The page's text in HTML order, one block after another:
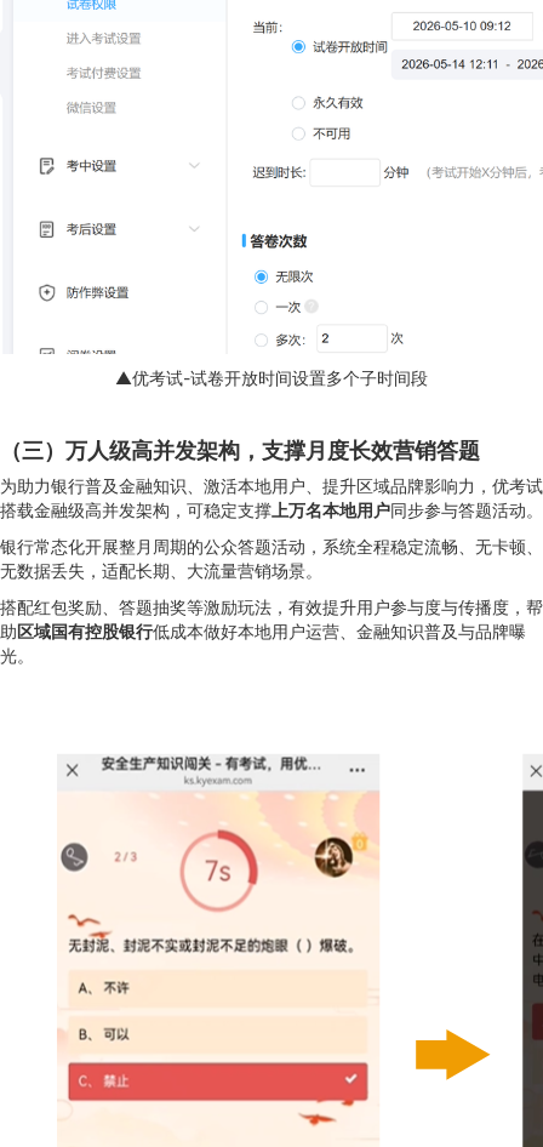
▲优考试-试卷开放时间设置多个子时间段
（三）万人级高并发架构，支撑月度长效营销答题
为助力银行普及金融知识、激活本地用户、提升区域品牌影响力，优考试
搭载金融级高并发架构，可稳定支撑 上万名本地用户同步参与答题活动。
银行常态化开展整月周期的公众答题活动，系统全程稳定流畅、无卡顿、
无数据丢失，适配长期、大流量营销场景。
搭配红包奖励、答题抽奖等激励玩法，有效提升用户参与度与传播度，帮
助区域国有控股银行低成本做好本地用户运营、金融知识普及与品牌曝
光。